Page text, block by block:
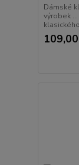
Dámské
výrobek